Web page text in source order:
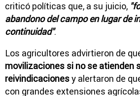
criticó políticas que, a su juicio,
abandono del campo en lugar de
continuidad".
Los agricultores advirtieron de
movilizaciones si no se atienden
reivindicacionesy alertaron de
con grandes extensiones